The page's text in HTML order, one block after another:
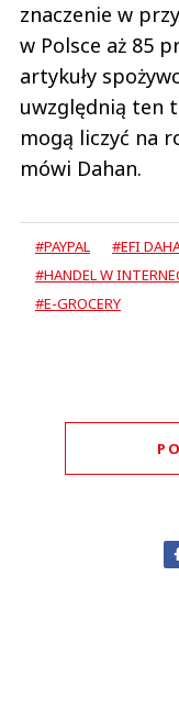
znaczenie w
w Polsce aż 85
artykuły
uwzględnią ten
mogą liczyć na
mówi Dahan.
#PAYPAL #EFI
#HANDEL W
#E-GROCERY